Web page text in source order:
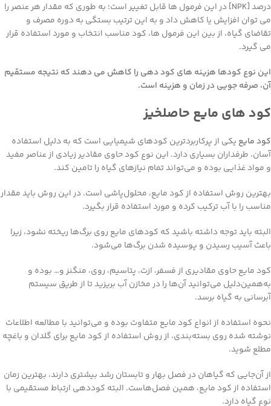
درصد [NPK] در این فرمول ها قابل تغییر است؛ به طوری که مقدار هر عنصر را
می توان افزایش یا کاهش داد و به این ترتیب بستگی به دوره مصرف و
تقاضای گیاه، از بین این فرمول ها، کود مناسب انتخاب و مورد استفاده قرار
می گیرد.
این نوع کودها هزینه های کود دهی را کاهش می دهند که نتیجه مستقیم
آن، صرفه جویی در زمان و هزینه است.
کود های مایع حاصلخیز
کود مایع یکی از پرکاربردترین کودهای شیمیایی است که به دلیل استفاده
آسان، طرفداران بسیاری دارد. این نوع کود حاوی مقادیر زیادی از عناصر مفید
و مواد غذایی بوده و می‌تواند تمام نیازهای گیاه را تامین کند.
بهترین روش استفاده از کود مایع،‌ محلول‌پاشی است. در این روش باید مقدار
مناسب را با آب ترکیب کرده و مورد استفاده قرار بگیرد.
البته باید توجه داشته باشید که کودهای مایع روی برگ‌ها ریخته نشود،‌ زیرا
باعث آسیب رسیدن و پوسیده شدن برگ‌ها می‌شود.
کود مایع حاوی مقادیری از فسفر، ازت، پتاسیم، روی، منگنز و… بوده و
به‌همین‌دلیل می‌توانید آن‌ها را در مخازن آب بریزید تا از طریق سیستم
آبرسانی به گیاه برسد.
نحوه استفاده از انواع کود مایع متفاوت بوده و می‌توانید با مطالعه اطلاعات
نوشته شده روی بسته‌بندی، از روش استفاده از کود مایع برای گلدان و باغچه
مطلع شوید.
از آن‌جایی که گیاهان در فصل بهار و تابستان رشد بیشتری دارند، بهترین زمان
استفاده از کود مایع، همین فصل‌هاست. البته کوددهی ارتباط مستقیمی با
نوع گیاه دارد.